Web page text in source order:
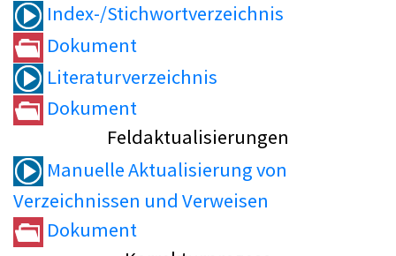
Index-/Stichwortverzeichnis
Dokument
Literaturverzeichnis
Dokument
Feldaktualisierungen
Manuelle Aktualisierung von
Verzeichnissen und Verweisen
Dokument